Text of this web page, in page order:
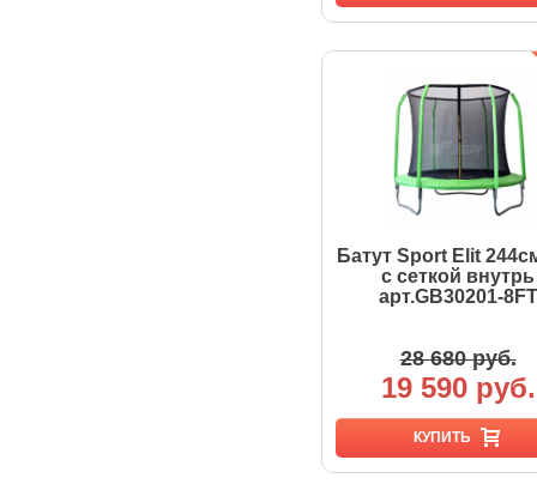
Батут Sport Elit
с сеткой внутрь
арт.GB30201-8FT
28 680 руб.
19 590 руб.
КУПИТЬ